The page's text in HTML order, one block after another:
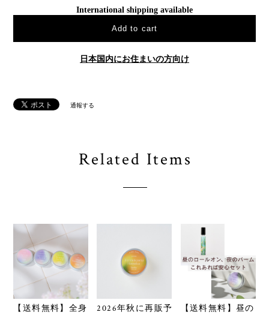
International shipping available
Add to cart
日本国内にお住まいの方向け
通報する
Related Items
【送料無料】全身
2026年秋に再販予
【送料無料】昼の